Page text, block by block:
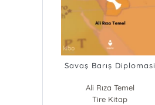
Savaş Barış Diplomasi
Ali Rıza Temel
Tire Kitap